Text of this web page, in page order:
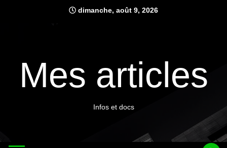
dimanche, août 9, 2026
Mes articles
Infos et docs